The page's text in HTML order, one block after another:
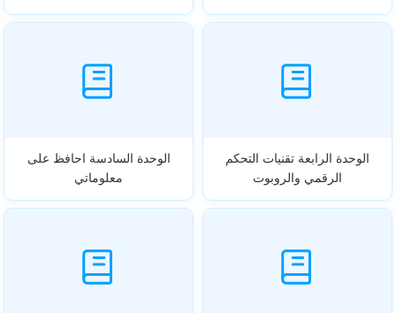
الوحدة الرابعة تقنيات التحكم
الرقمي والروبوت
الوحدة السادسة احافظ على
معلوماتي